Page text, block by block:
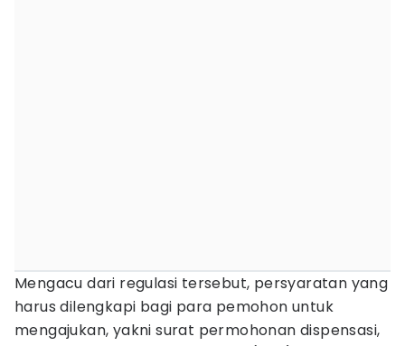
Mengacu dari regulasi tersebut, persyaratan yang
harus dilengkapi bagi para pemohon untuk
mengajukan, yakni surat permohonan dispensasi,